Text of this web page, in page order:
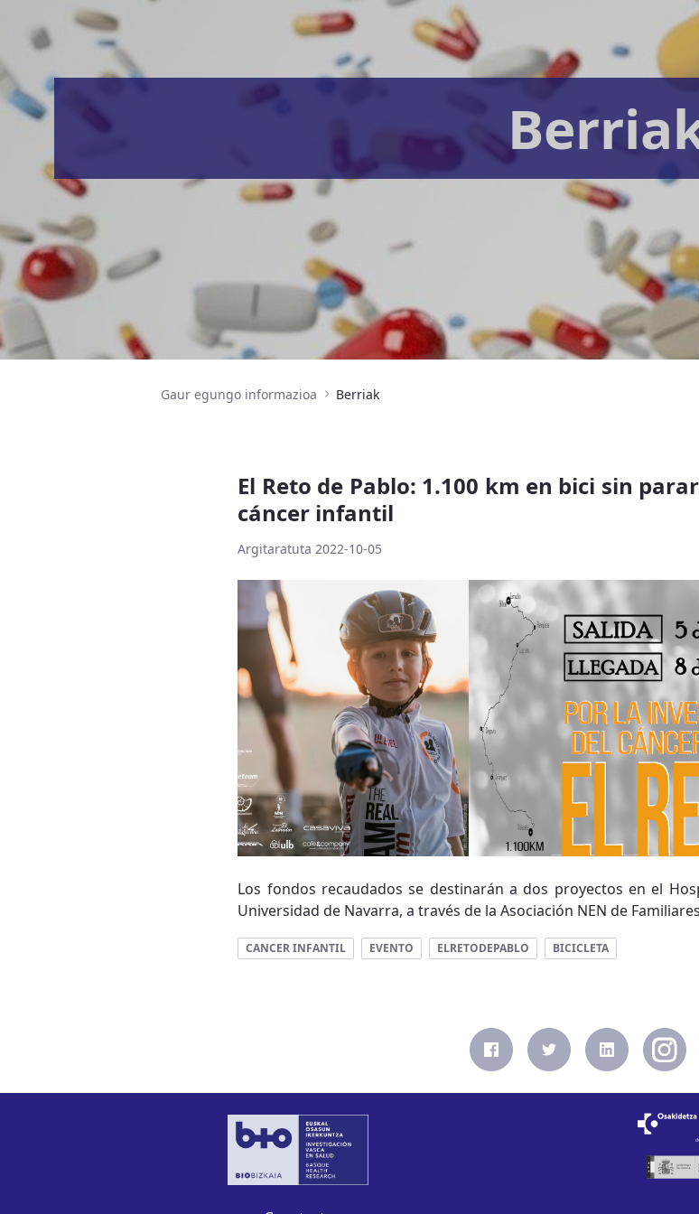
Gaur egungo informazioa Berriak
El Reto de Pablo: 1.100 km en bici sin
cáncer infantil
Argitaratuta 2022-10-05
Los fondos recaudados se destinarán a dos proyectos en el
Universidad de Navarra, a través de la Asociación NEN de
CANCER INFANTIL EVENTO ELRETODEPABLO BICICLETA